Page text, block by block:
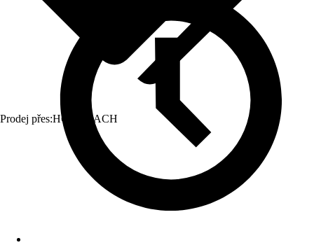
Prodej přes:HORNBACH